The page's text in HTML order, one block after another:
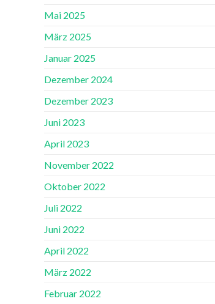
Mai 2025
März 2025
Januar 2025
Dezember 2024
Dezember 2023
Juni 2023
April 2023
November 2022
Oktober 2022
Juli 2022
Juni 2022
April 2022
März 2022
Februar 2022